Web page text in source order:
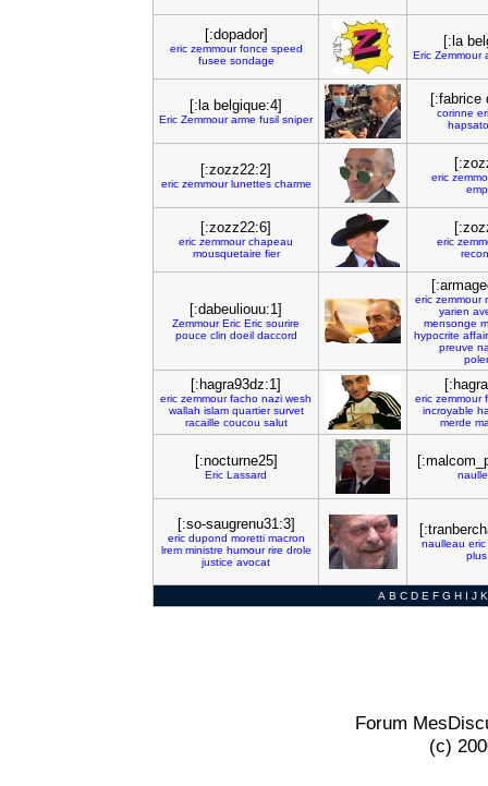
[:dopador]
eric zemmour fonce speed
fusee sondage
[:la
Eric Zemmour
[:la belgique:4]
Eric Zemmour arme fusil sniper
[:fabrice
corinne
[:zozz22:2]
eric zemmour lunettes charme
eric
[:zozz22:6]
eric zemmour chapeau
mousquetaire fier
eric
[:dabeuliouu:1]
Zemmour Eric Eric sourire
pouce clin doeil daccord
eric zemmour
yarien
mensonge
hypocrite
preuve
[:hagra93dz:1]
eric zemmour facho nazi wesh
wallah islam quartier survet
racaille coucou salut
eric zemmour
incroyable
merde
[:nocturne25]
Eric Lassard
[:so-saugrenu31:3]
eric dupond moretti macron
lrem ministre humour rire drole
justice avocat
naulleau eric
plus
A B C D E F G H I J K
Forum
(c)